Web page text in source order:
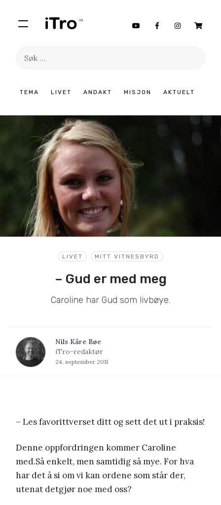
TEMA LIVET ANDAKT MISJON AKTUELT
Søk
innhold
LIVET MITT VITNESBYRD
– Gud er med meg
Caroline har Gud som livbøye.
Nils Kåre Bøe
iTro-redaktør
24. september 2011
– Les favorittverset ditt og sett det ut i praksis!
Denne oppfordringen kommer Caroline
med.Så enkelt, men samtidig så mye. For hva
har det å si om vi kan ordene som står der,
utenat detgjør noe med oss?